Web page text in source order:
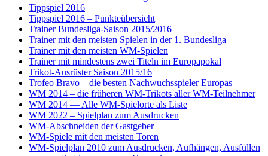
Tippspiel 2016
Tippspiel 2016 – Punkteübersicht
Trainer Bundesliga-Saison 2015/2016
Trainer mit den meisten Spielen in der 1. Bundesliga
Trainer mit den meisten WM-Spielen
Trainer mit mindestens zwei Titeln im Europapokal
Trikot-Ausrüster Saison 2015/16
Trofeo Bravo – die besten Nachwuchsspieler Europas
WM 2014 – die früheren WM-Trikots aller WM-Teilnehmer
WM 2014 — Alle WM-Spielorte als Liste
WM 2022 – Spielplan zum Ausdrucken
WM-Abschneiden der Gastgeber
WM-Spiele mit den meisten Toren
WM-Spielplan 2010 zum Ausdrucken, Aufhängen, Ausfüllen